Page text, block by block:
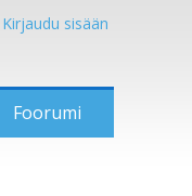
Kirjaudu sisään
Foorumi